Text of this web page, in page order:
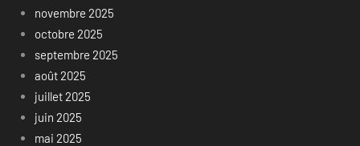
novembre 2025
octobre 2025
septembre 2025
août 2025
juillet 2025
juin 2025
mai 2025